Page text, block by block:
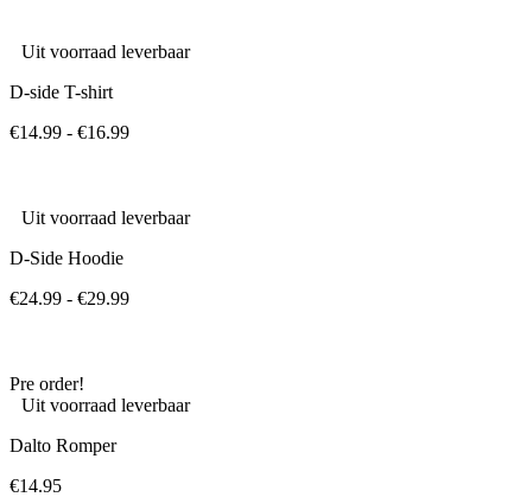
Uit voorraad leverbaar
D-side T-shirt
€14.99 - €16.99Prijsklasse:
Uit voorraad leverbaar
D-Side Hoodie
€24.99 - €29.99Prijsklasse:
Pre order!
Uit voorraad leverbaar
Dalto Romper
€14.95